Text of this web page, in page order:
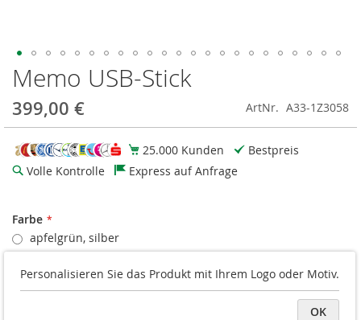
Memo USB-Stick
399,00 € ArtNr. A33-1Z3058
25.000 Kunden
Bestpreis
Volle Kontrolle
Express auf Anfrage
Farbe
apfelgrün, silber
rot, silber
Zum
Anfang
der
Bildgalerie
Personalisieren Sie das Produkt mit Ihrem Logo oder Motiv.
OK